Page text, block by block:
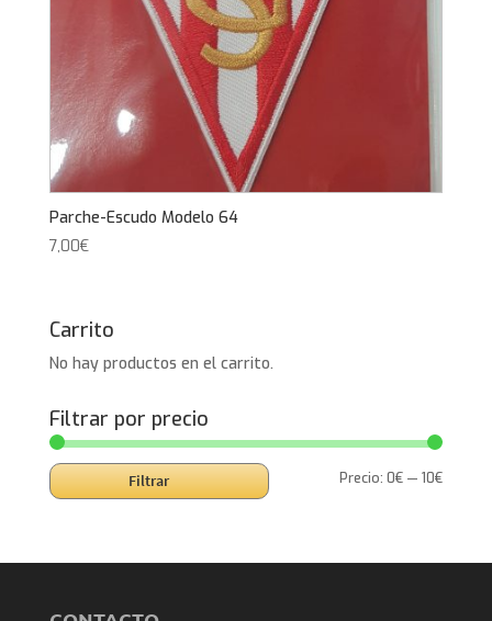
Parche-Escudo Modelo 64
7,00€
Carrito
No hay productos en el carrito.
Filtrar por precio
Precio
Precio
Filtrar Precio:0€ —10€